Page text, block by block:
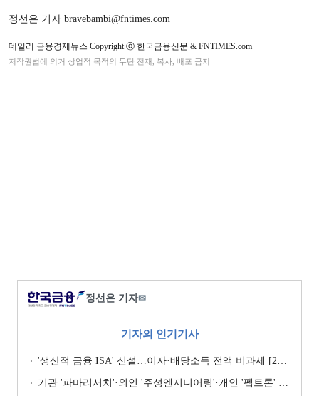
정선은 기자 bravebambi@fntimes.com
데일리 금융경제뉴스 Copyright ⓒ 한국금융신문 & FNTIMES.com
저작권법에 의거 상업적 목적의 무단 전재, 복사, 배포 금지
정선은 기자✉
기자의 인기기사
'생산적 금융 ISA' 신설…이자·배당소득 전액 비과세 [2026 세제개편안]
기관 '파마리서치'·외인 '주성엔지니어링'·개인 '펩트론' 1위 [주간 코스닥 순매수- 2026년 7월27일~7월31일]